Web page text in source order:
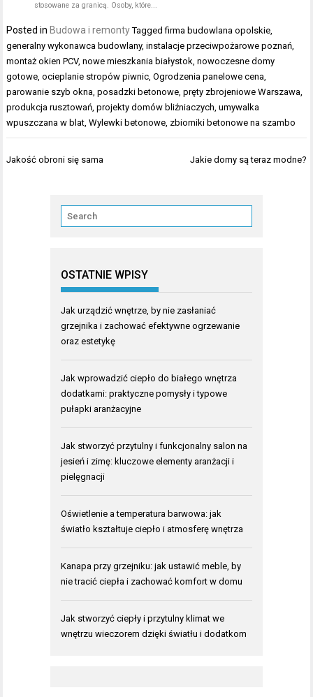
stosowane za granicą. Osoby, które...
Posted in Budowa i remonty Taggedfirma budowlana opolskie,
generalny wykonawca budowlany,instalacje przeciwpożarowe poznań,
montaż okien PCV,nowe mieszkania białystok,nowoczesne domy
gotowe,ocieplanie stropów piwnic,Ogrodzenia panelowe cena,
parowanie szyb okna,posadzki betonowe,pręty zbrojeniowe Warszawa,
produkcja rusztowań,projekty domów bliźniaczych,umywalka
wpuszczana w blat,Wylewki betonowe, zbiorniki betonowe na szambo
Nawigacja
Jakość obroni się sama Jakie domy są teraz modne?
OSTATNIE WPISY
Jak urządzić wnętrze, by nie zasłaniać
grzejnika i zachować efektywne ogrzewanie
oraz estetykę
Jak wprowadzić ciepło do białego wnętrza
dodatkami: praktyczne pomysły i typowe
pułapki aranżacyjne
Jak stworzyć przytulny i funkcjonalny salon na
jesień i zimę: kluczowe elementy aranżacji i
pielęgnacji
Oświetlenie a temperatura barwowa: jak
światło kształtuje ciepło i atmosferę wnętrza
Kanapa przy grzejniku: jak ustawić meble, by
nie tracić ciepła i zachować komfort w domu
Jak stworzyć ciepły i przytulny klimat we
wnętrzu wieczorem dzięki światłu i dodatkom